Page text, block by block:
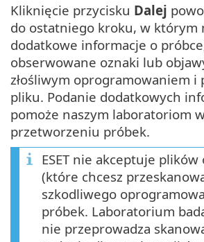
Kliknięcie przycisku Dalej
do ostatniego kroku, w którym
dodatkowe informacje o
obserwowane oznaki lub
złośliwym oprogramowaniem i
pliku. Podanie dodatkowych
pomoże naszym laboratoriom
przetworzeniu próbek.
ESET nie akceptuje plików
(które chcesz
szkodliwego
próbek. Laboratorium
nie przeprowadza